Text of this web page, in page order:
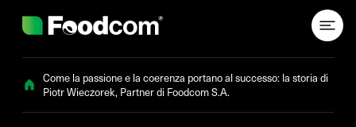
Come la passione e la coerenza portano al successo: la storia di
Piotr Wieczorek, Partner di Foodcom S.A.